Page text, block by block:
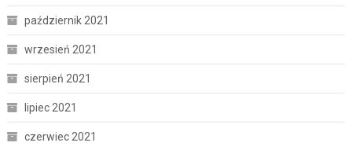
październik 2021
wrzesień 2021
sierpień 2021
lipiec 2021
czerwiec 2021